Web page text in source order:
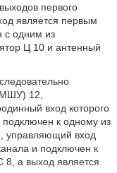
первого
является первым
с одним из
Ц 10 и антенный
12,
вход которого
к одному из
управляющий вход
и подключен к
а выход является